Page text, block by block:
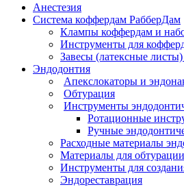
Анестезия
Система коффердам РабберДам
Клампы коффердам и
Инструменты для
Завесы (латексные
Эндодонтия
Апекслокаторы и
Обтурация
Инструменты
Ротационные
Ручные
Расходные материалы
Материалы для обтурации
Инструменты для
Эндореставрация